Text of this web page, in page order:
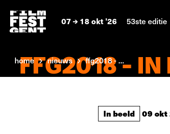
07 18 okt '26 53ste editie
home nieuws ffg2018 - ...
FFG2018 - IN
In beeld 09 okt